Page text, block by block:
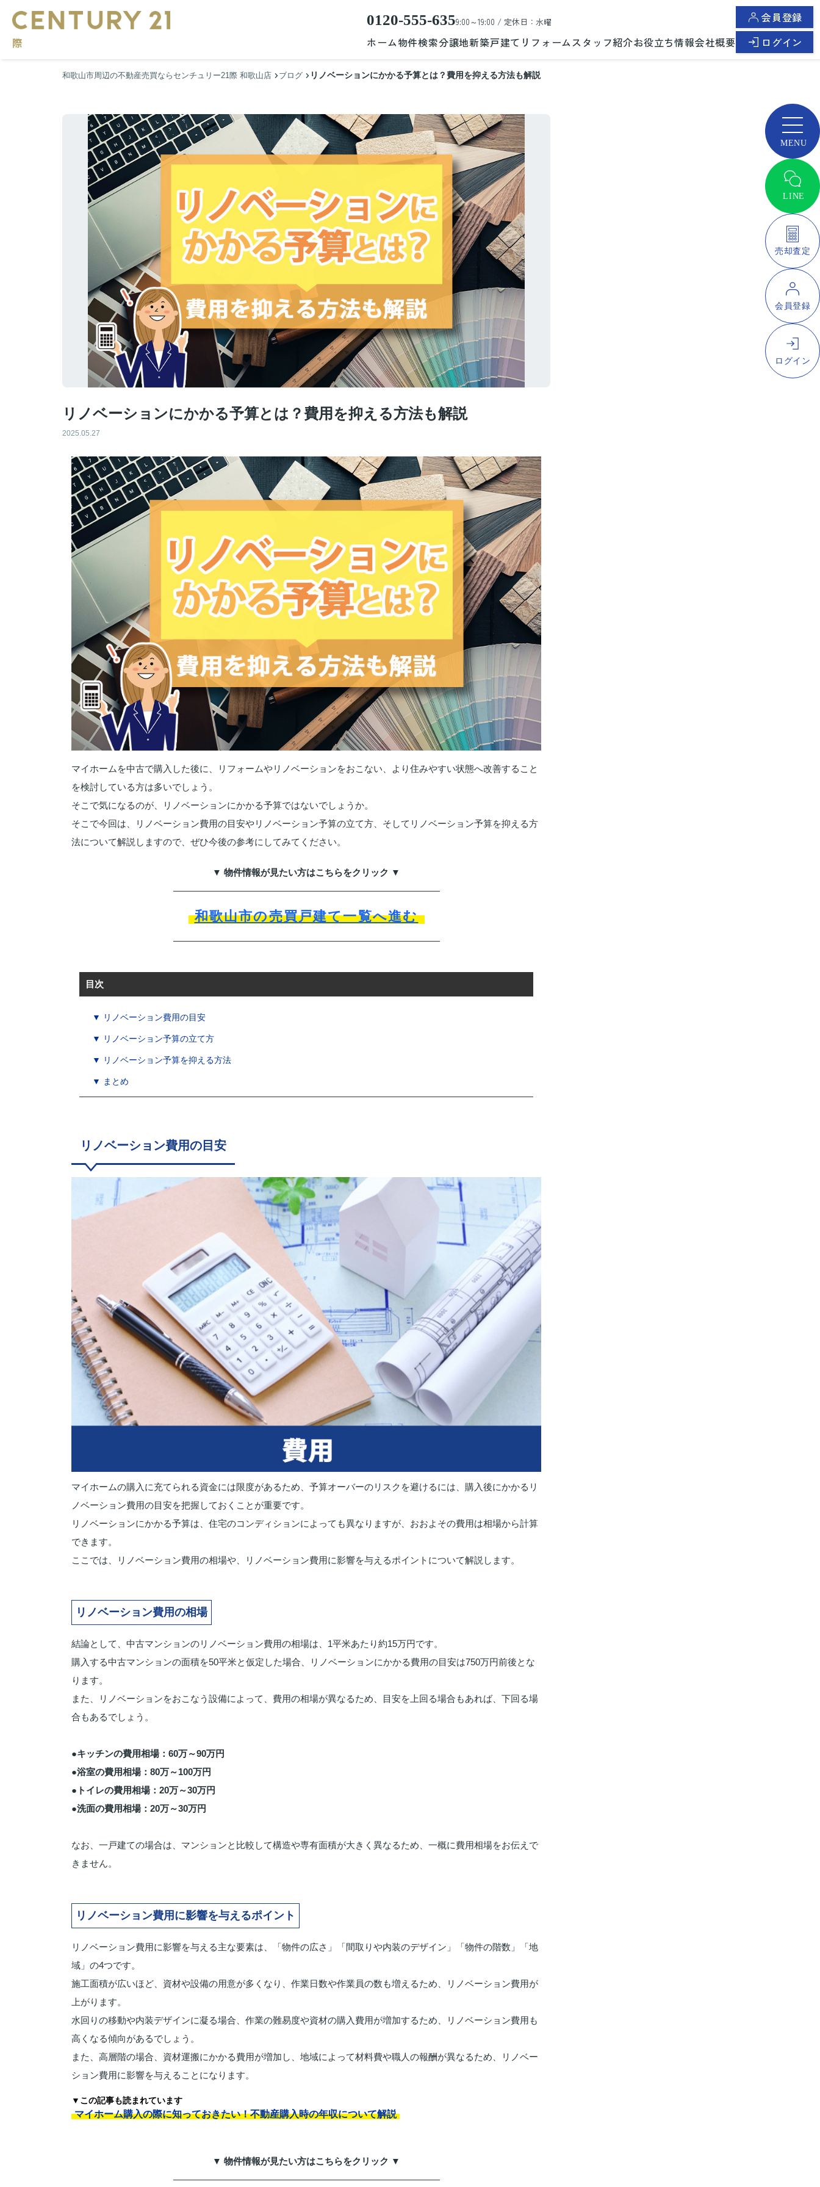
0120-555-6359:00～19:00 / 定休日：水曜
ホーム物件検索分譲地新築戸建て リフォーム スタッフ紹介お役立ち情報会社概要
会員登録
ログイン
和歌山市周辺の不動産売買ならセンチュリー21際 和歌山店 ブログ リノベーションにかかる予算とは？費用を抑える方法も解説
リノベーションにかかる予算とは？費用を抑える方法も解説
2025.05.27
マイホームを中古で購入した後に、リフォームやリノベーションをおこない、より住みやすい状態へ改善すること
を検討している方は多いでしょう。
そこで気になるのが、リノベーションにかかる予算ではないでしょうか。
そこで今回は、リノベーション費用の目安やリノベーション予算の立て方、そしてリノベーション予算を抑える方
法について解説しますので、ぜひ今後の参考にしてみてください。
▼ 物件情報が見たい方はこちらをクリック ▼
和歌山市の売買戸建て一覧へ進む
目次
▼ リノベーション費用の目安
▼ リノベーション予算の立て方
▼ リノベーション予算を抑える方法
▼ まとめ
リノベーション費用の目安
マイホームの購入に充てられる資金には限度があるため、予算オーバーのリスクを避けるには、購入後にかかるリ
ノベーション費用の目安を把握しておくことが重要です。
リノベーションにかかる予算は、住宅のコンディションによっても異なりますが、おおよその費用は相場から計算
できます。
ここでは、リノベーション費用の相場や、リノベーション費用に影響を与えるポイントについて解説します。
リノベーション費用の相場
結論として、中古マンションのリノベーション費用の相場は、1平米あたり約15万円です。
購入する中古マンションの面積を50平米と仮定した場合、リノベーションにかかる費用の目安は750万円前後とな
ります。
また、リノベーションをおこなう設備によって、費用の相場が異なるため、目安を上回る場合もあれば、下回る場
合もあるでしょう。
●キッチンの費用相場：60万～90万円
●浴室の費用相場：80万～100万円
●トイレの費用相場：20万～30万円
●洗面の費用相場：20万～30万円
なお、一戸建ての場合は、マンションと比較して構造や専有面積が大きく異なるため、一概に費用相場をお伝えで
きません。
リノベーション費用に影響を与えるポイント
リノベーション費用に影響を与える主な要素は、「物件の広さ」「間取りや内装のデザイン」「物件の階数」「地
域」の4つです。
施工面積が広いほど、資材や設備の用意が多くなり、作業日数や作業員の数も増えるため、リノベーション費用が
上がります。
水回りの移動や内装デザインに凝る場合、作業の難易度や資材の購入費用が増加するため、リノベーション費用も
高くなる傾向があるでしょう。
また、高層階の場合、資材運搬にかかる費用が増加し、地域によって材料費や職人の報酬が異なるため、リノベー
ション費用に影響を与えることになります。
▼この記事も読まれています
マイホーム購入の際に知っておきたい！不動産購入時の年収について解説
▼ 物件情報が見たい方はこちらをクリック ▼